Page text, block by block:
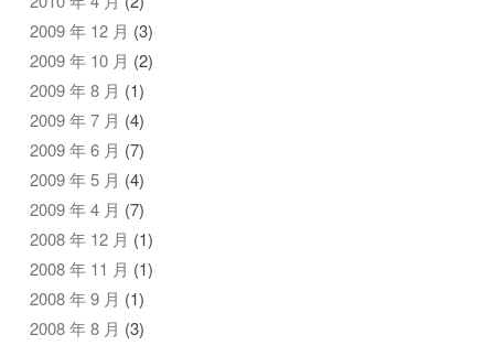
2009 年 12 月 (3)
2009 年 10 月 (2)
2009 年 8 月 (1)
2009 年 7 月 (4)
2009 年 6 月 (7)
2009 年 5 月 (4)
2009 年 4 月 (7)
2008 年 12 月 (1)
2008 年 11 月 (1)
2008 年 9 月 (1)
2008 年 8 月 (3)